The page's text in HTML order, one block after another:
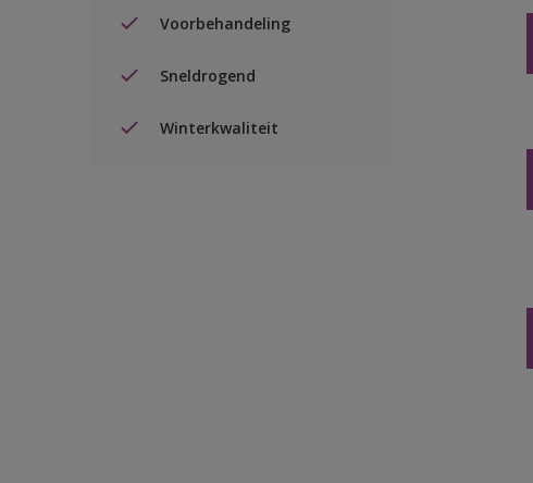
Voorbehandeling
Sneldrogend
Winterkwaliteit